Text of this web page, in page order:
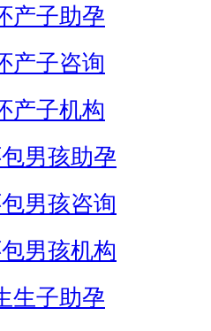
产子助孕
产子咨询
产子机构
男孩助孕
男孩咨询
男孩机构
生子助孕